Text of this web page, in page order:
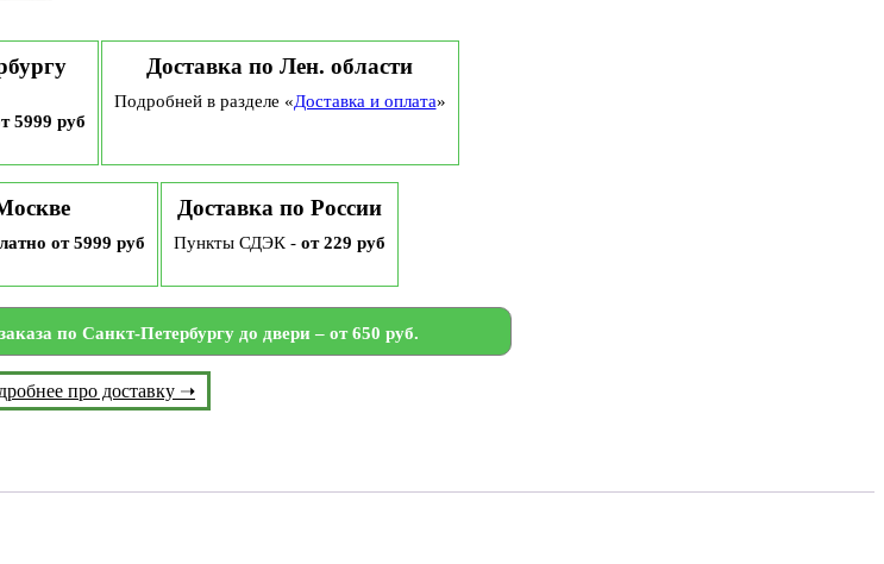
5999 руб
Доставка по Лен. области
Подробней в разделе «Доставка и оплата»
от 5999 руб
Доставка по России
Пункты СДЭК - от 229 руб
по Санкт-Петербургу до двери – от 650 руб.
про доставку ➝